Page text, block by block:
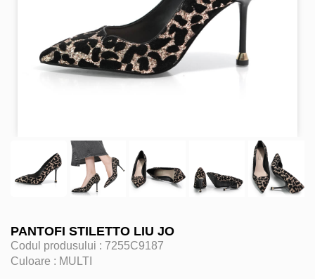
PANTOFI STILETTO LIU JO
Codul produsului : 7255C9187
Culoare : MULTI